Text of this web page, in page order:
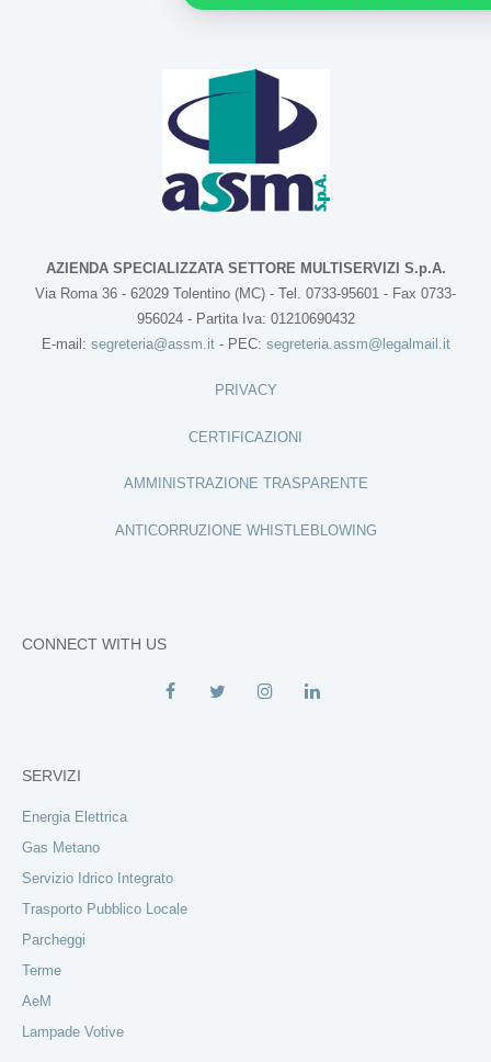
AZIENDA SPECIALIZZATA SETTORE MULTISERVIZI S.p.A.
Via Roma 36 - 62029 Tolentino (MC) - Tel. 0733-95601 - Fax 0733-
956024 - Partita Iva: 01210690432
E-mail: segreteria@assm.it- PEC: segreteria.assm@legalmail.it
PRIVACY
CERTIFICAZIONI
AMMINISTRAZIONE TRASPARENTE
ANTICORRUZIONE WHISTLEBLOWING
CONNECT WITH US
SERVIZI
Energia Elettrica
Gas Metano
Servizio Idrico Integrato
Trasporto Pubblico Locale
Parcheggi
Terme
AeM
Lampade Votive